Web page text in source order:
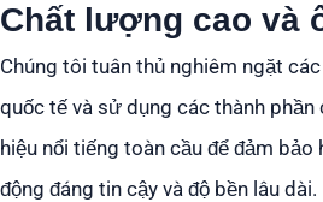
Chất lượng cao và
Chúng tôi tuân thủ nghiêm ngặt
quốc tế và sử dụng các thành
hiệu nổi tiếng toàn cầu để đảm bảo
động đáng tin cậy và độ bền lâu dài.